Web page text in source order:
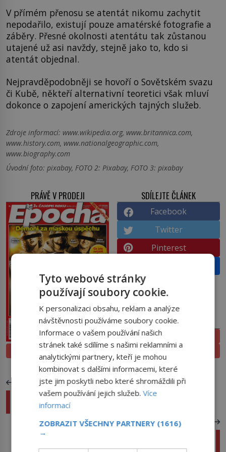
V přímém přenosu se atentát nikomu zachytit
nepodařilo, existují pouze amatérské fotografie a
záběry. Přesné okolnosti atentátu tak zůstanou
utajené už asi navždy, stejně jako to, kdo si
atentát objednal.
Nejpravděpodobněji se hovoří o Sovětském svazu
či Kubě, někteří alternativní teoretici však mluví
dokonce o zapojení amerických tajných služeb.
Zdroje informací: www.wikipedia.org, www.britannica.com,
www.history.com, www.nationalgeographic.com,
www.biography.com
Úvodní foto: pixabay, FOTO 2: Pixabay, FOTO 3: pixabay
PRÁVĚ V PRODEJI
PROLISTOVAT
SDÍLEJTE ČLÁNEK
Facebook
Twitter
Pinterest
PŘEDPLATNÉ
ELEKTRONICKÉ
TIŠTĚNÉ
PŘEDCHOZÍ ČLÁNEK
Jindřich I. Ptáčník: Do zakladatele německého
státu se převtělí nacistický pohlavár
DALŠÍ ČLÁNEK
Nerozhodný Václav IV.: Správný okamžik podle
hvězd vždycky prošvihl
Tyto webové stránky
používají soubory cookie.
K personalizaci obsahu, reklam a analýze
návštěvnosti používáme soubory cookie.
Informace o vašem používání našich
stránek také sdílíme s našimi reklamními a
analytickými partnery, kteří je mohou
kombinovat s dalšími informacemi, které
jste jim poskytli nebo které shromáždili při
vašem používání jejich služeb.Více
informací
ZOBRAZIT VŠECHNY PARTNERY (1616)
→